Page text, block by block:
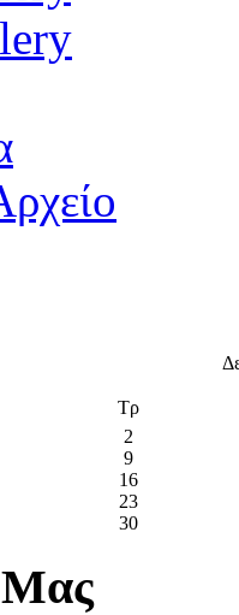
Τρ
2
9
16
23
30
Μας